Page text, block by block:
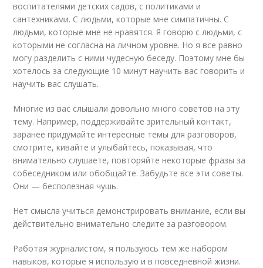
воспитателями детских садов, с политиками и
сантехниками. С людьми, которые мне симпатичны. С
людьми, которые мне не нравятся. Я говорю с людьми, с
которыми не согласна на личном уровне. Но я все равно
могу разделить с ними чудесную беседу. Поэтому мне бы
хотелось за следующие 10 минут научить вас говорить и
научить вас слушать.
Многие из вас слышали довольно много советов на эту
тему. Например, поддерживайте зрительный контакт,
заранее придумайте интересные темы для разговоров,
смотрите, кивайте и улыбайтесь, показывая, что
внимательно слушаете, повторяйте некоторые фразы за
собеседником или обобщайте. Забудьте все эти советы.
Они — бесполезная чушь.
Нет смысла учиться демонстрировать внимание, если вы
действительно внимательно следите за разговором.
Работая журналистом, я пользуюсь тем же набором
навыков, которые я использую и в повседневной жизни.